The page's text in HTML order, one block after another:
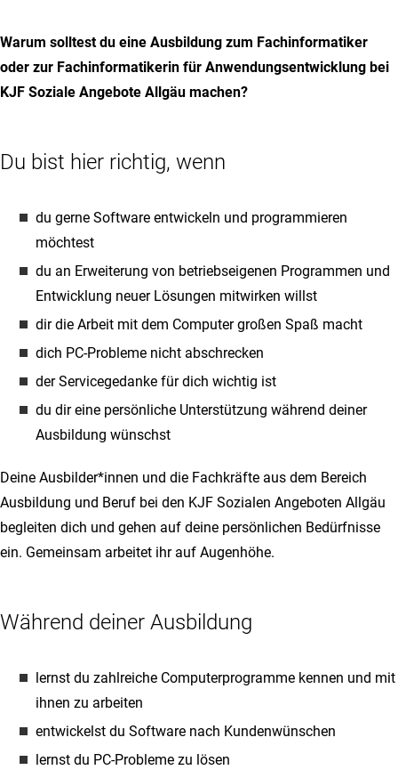
Warum solltest du eine Ausbildung zum Fachinformatiker
oder zur Fachinformatikerin für Anwendungsentwicklung bei
KJF Soziale Angebote Allgäu machen?
Du bist hier richtig, wenn
du gerne Software entwickeln und programmieren
möchtest
du an Erweiterung von betriebseigenen Programmen und
Entwicklung neuer Lösungen mitwirken willst
dir die Arbeit mit dem Computer großen Spaß macht
dich PC-Probleme nicht abschrecken
der Servicegedanke für dich wichtig ist
du dir eine persönliche Unterstützung während deiner
Ausbildung wünschst
Deine Ausbilder*innen und die Fachkräfte aus dem Bereich
Ausbildung und Beruf bei den KJF Sozialen Angeboten Allgäu
begleiten dich und gehen auf deine persönlichen Bedürfnisse
ein. Gemeinsam arbeitet ihr auf Augenhöhe.
Während deiner Ausbildung
lernst du zahlreiche Computerprogramme kennen und mit
ihnen zu arbeiten
entwickelst du Software nach Kundenwünschen
lernst du PC-Probleme zu lösen